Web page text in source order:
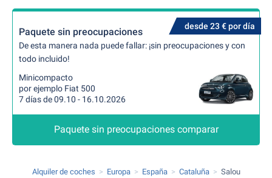
desde 23 € por día
Paquete sin preocupaciones
De esta manera nada puede fallar: ¡sin preocupaciones y con
todo incluido!
Minicompacto
por ejemplo Fiat 500
7 días de 09.10 - 16.10.2026
Paquete sin preocupaciones comparar
Alquiler de coches Europa España Cataluña Salou